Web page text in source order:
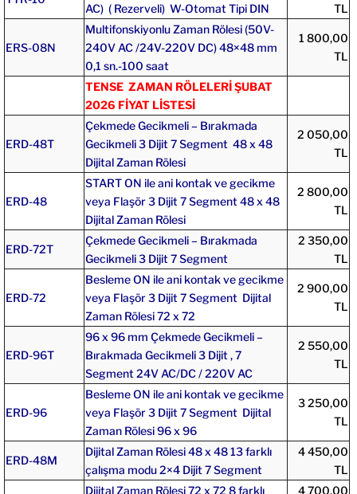
AC) ( Rezerveli) W-Otomat Tipi DIN TL
ERS-08N
Multifonskiyonlu Zaman Rölesi (50V-
240V AC /24V-220V DC) 48×48 mm
0,1 sn.-100 saat
1 800,00
TL
TENSE ZAMAN RÖLELERİ ŞUBAT
2026 FİYAT LİSTESİ
ERD-48T
Çekmede Gecikmeli – Bırakmada
Gecikmeli 3 Dijit 7 Segment 48 x 48
Dijital Zaman Rölesi
2 050,00
TL
ERD-48
START ON ile ani kontak ve gecikme
veya Flaşör 3 Dijit 7 Segment 48 x 48
Dijital Zaman Rölesi
2 800,00
TL
ERD-72T
Çekmede Gecikmeli – Bırakmada
Gecikmeli 3 Dijit 7 Segment
2 350,00
TL
ERD-72
Besleme ON ile ani kontak ve gecikme
veya Flaşör 3 Dijit 7 Segment Dijital
Zaman Rölesi 72 x 72
2 900,00
TL
ERD-96T
96 x 96 mm Çekmede Gecikmeli –
Bırakmada Gecikmeli 3 Dijit , 7
Segment 24V AC/DC / 220V AC
2 550,00
TL
ERD-96
Besleme ON ile ani kontak ve gecikme
veya Flaşör 3 Dijit 7 Segment Dijital
Zaman Rölesi 96 x 96
3 250,00
TL
ERD-48M
Dijital Zaman Rölesi 48 x 48 13 farklı
çalışma modu 2×4 Dijit 7 Segment
4 450,00
TL
Dijital Zaman Rölesi 72 x 72 8 farklı
4 700,00